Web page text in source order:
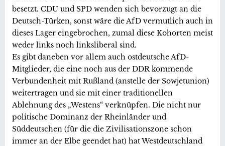
besetzt. CDU und SPD wenden sich bevorzugt an die
Deutsch-Türken, sonst wäre die AfD vermutlich auch in
dieses Lager eingebrochen, zumal diese Kohorten meist
weder links noch linksliberal sind.
Es gibt daneben vor allem auch ostdeutsche AfD-
Mitglieder, die eine noch aus der DDR kommende
Verbundenheit mit Rußland (anstelle der Sowjetunion)
weitertragen und sie mit einer traditionellen
Ablehnung des „Westens“ verknüpfen. Die nicht nur
politische Dominanz der Rheinländer und
Süddeutschen (für die die Zivilisationszone schon
immer an der Elbe geendet hat) hat Westdeutschland